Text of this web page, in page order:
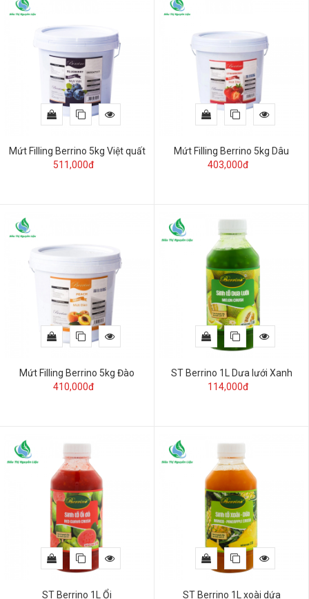
Mứt Filling Berrino 5kg Việt quất
511,000đ
Mứt Filling Berrino 5kg Dâu
403,000đ
Mứt Filling Berrino 5kg Đào
410,000đ
ST Berrino 1L Dưa lưới Xanh
114,000đ
ST Berrino 1L Ổi ST Berrino 1L xoài dứa